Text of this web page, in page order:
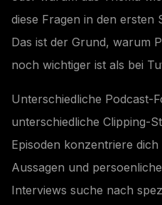
diese Fragen in den ersten
Das ist der Grund, warum
noch wichtiger ist als bei
Unterschiedliche Podcast-
unterschiedliche Clipping-
Episoden konzentriere
Aussagen und
Interviews suche nach